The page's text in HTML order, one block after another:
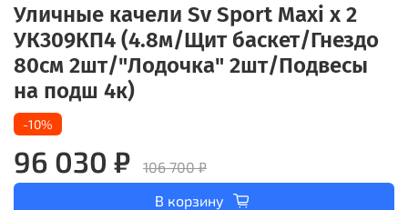
Уличные качели Sv Sport Maxi х 2
УК309КП4 (4.8м/Щит баскет/Гнездо
80см 2шт/"Лодочка" 2шт/Подвесы
на подш 4к)
-10%
96 030 ₽
106 700 ₽
В корзину